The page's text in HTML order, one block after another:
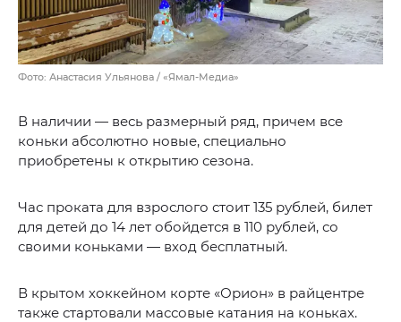
Фото: Анастасия Ульянова / «Ямал-Медиа»
В наличии — весь размерный ряд, причем все
коньки абсолютно новые, специально
приобретены к открытию сезона.
Час проката для взрослого стоит 135 рублей, билет
для детей до 14 лет обойдется в 110 рублей, со
своими коньками — вход бесплатный.
В крытом хоккейном корте «Орион» в райцентре
также стартовали массовые катания на коньках.